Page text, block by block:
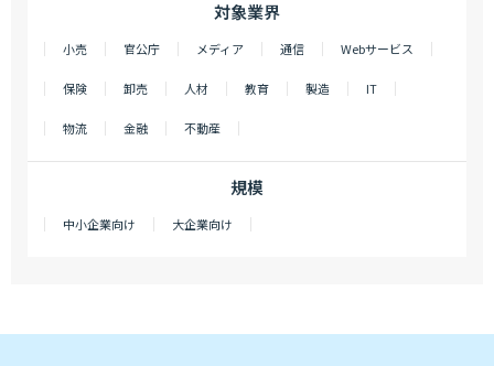
対象業界
小売 官公庁 メディア 通信 Webサービス
保険 卸売 人材 教育 製造 IT
物流 金融 不動産
規模
中小企業向け 大企業向け